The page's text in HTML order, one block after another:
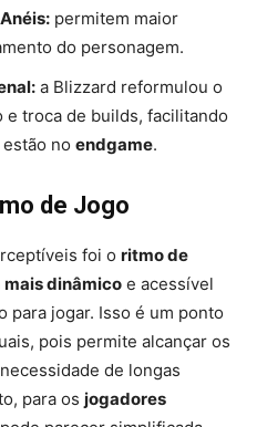
permitem maior
do personagem.
a Blizzard reformulou o
e troca de builds, facilitando
no endgame.
de Jogo
foi o ritmo de
mais dinâmico e acessível
para jogar. Isso é um ponto
pois permite alcançar os
de longas
para os jogadores